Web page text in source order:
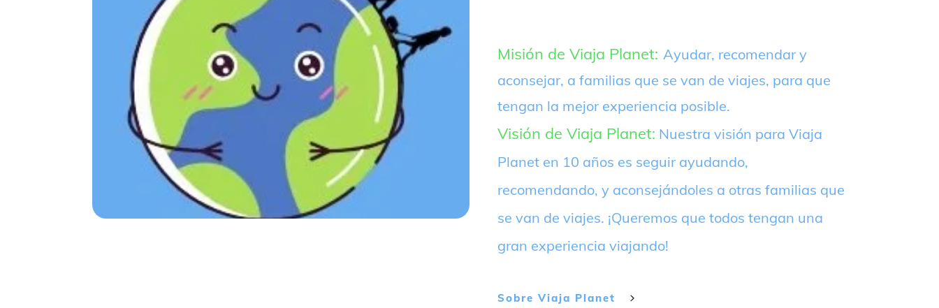
Misión de Viaja Planet: Ayudar, recomendar y
aconsejar, a familias que se van de viajes, para que
tengan la mejor experiencia posible.
Visión de Viaja Planet: Nuestra visión para Viaja
Planet en 10 años es seguir ayudando,
recomendando, y aconsejándoles a otras familias que
se van de viajes. ¡Queremos que todos tengan una
gran experiencia viajando!
Sobre Viaja Planet